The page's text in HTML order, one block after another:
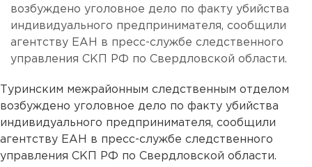
возбуждено уголовное дело по факту убийства
индивидуального предпринимателя, сообщили
агентству ЕАН в пресс-службе следственного
управления СКП РФ по Свердловской области.
Туринским межрайонным следственным отделом
возбуждено уголовное дело по факту убийства
индивидуального предпринимателя, сообщили
агентству ЕАН в пресс-службе следственного
управления СКП РФ по Свердловской области.